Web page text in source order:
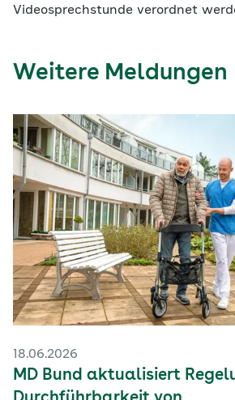
Videosprechstunde verordnet
Weitere Meldungen
18.06.2026
MD Bund aktualisiert